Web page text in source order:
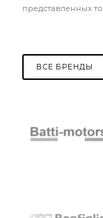
представленных
ВСЕ БРЕНДЫ